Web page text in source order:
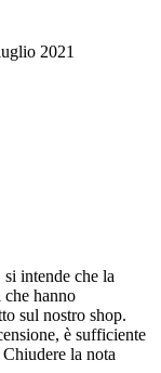
2021
intende che la
che hanno
sul nostro shop.
è sufficiente
Chiudere la nota